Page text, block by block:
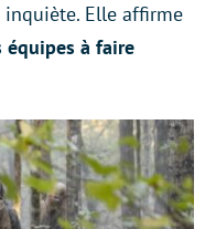
Elle affirme
équipes à faire